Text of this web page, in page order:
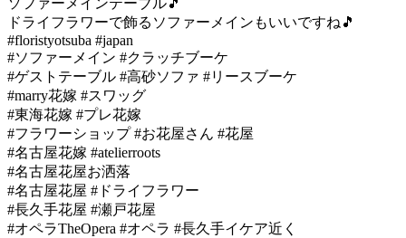
ドライフラワーで飾るソファーメインもいいですね🎵
#floristyotsuba #japan
#ソファーメイン #クラッチブーケ
#ゲストテーブル #高砂ソファ #リースブーケ
#marry花嫁 #スワッグ
#東海花嫁 #プレ花嫁
#フラワーショップ #お花屋さん #花屋
#名古屋花嫁 #atelierroots
#名古屋花屋お洒落
#名古屋花屋 #ドライフラワー
#長久手花屋 #瀬戸花屋
#オペラTheOpera #オペラ #長久手イケア近く